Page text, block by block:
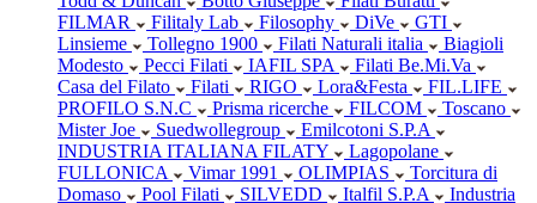
FILMAR
Filitaly Lab Filosophy DiVe
GTI
Linsieme
Tollegno 1900 Filati Naturali italia
Biagioli
Modesto
Pecci Filati IAFIL SPA
Filati Be.Mi.Va
Casa del Filato
Filati RIGO Lora&Festa
FIL.LIFE
PROFILO S.N.C
Prisma ricerche FILCOM
Toscano
Mister Joe
Suedwollegroup
Emilcotoni S.P.A
INDUSTRIA ITALIANA FILATY
Lagopolane
FULLONICA
Vimar 1991 OLIMPIAS
Torcitura di
Domaso
Pool Filati SILVEDD Italfil S.P.A
Industria